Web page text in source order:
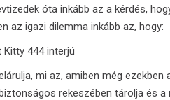
óta inkább az a kérdés,
az igazi dilemma inkább az, hogy:
mi az, amiben még
rekeszében tárolja és